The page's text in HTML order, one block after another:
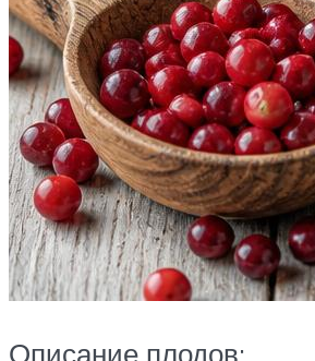
Описание плодов: